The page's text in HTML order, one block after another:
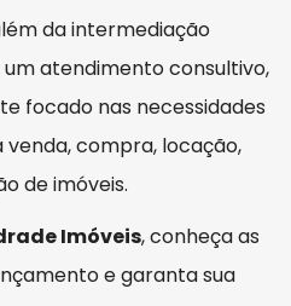
da intermediação
atendimento consultivo,
focado nas necessidades
compra, locação,
de imóveis.
Imóveis, conheça as
e garanta sua